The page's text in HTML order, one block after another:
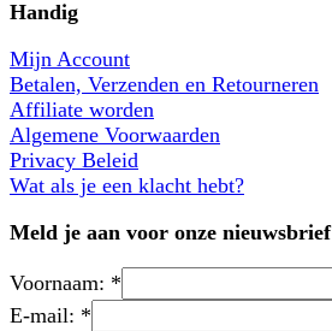
Handig
Mijn Account
Betalen, Verzenden en Retourneren
Affiliate worden
Algemene Voorwaarden
Privacy Beleid
Wat als je een klacht hebt?
Meld je aan voor onze nieuwsbrief
Voornaam: *
E-mail: *